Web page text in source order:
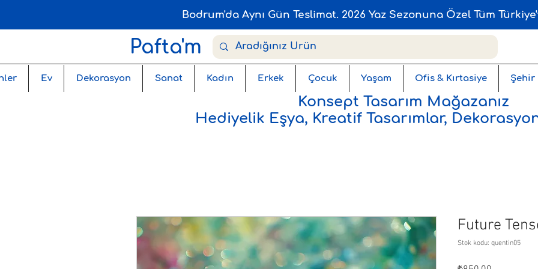
Bodrum'da Aynı Gün Teslimat. 2026 Yaz Sezonuna Özel Tüm
Pafta'm
Ev Dekorasyon Sanat Kadın Erkek Çocuk Yaşam Ofis & Kırtasiye Şehir
Konsept Tasarım Mağazanız
Hediyelik Eşya, Kreatif Tasarımlar,
Future
Stok kodu: quentin05